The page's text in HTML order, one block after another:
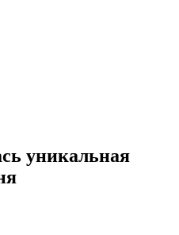
уникальная